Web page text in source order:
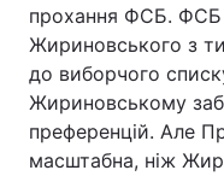
прохання ФСБ. ФСБ
Жириновського з
до виборчого
Жириновському
преференцій. Але
масштабна, ніж